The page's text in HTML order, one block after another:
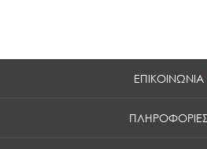
ΕΠΙΚΟΙΝΩΝΙΑ
ΠΛΗΡΟΦΟΡΙΕΣ